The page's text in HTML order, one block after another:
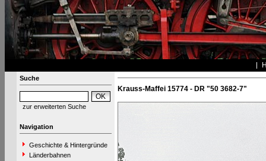
Suche
zur erweiterten Suche
Navigation
Geschichte & Hintergründe
Länderbahnen
Krauss-Maffei 15774 - DR "50 3682-7"